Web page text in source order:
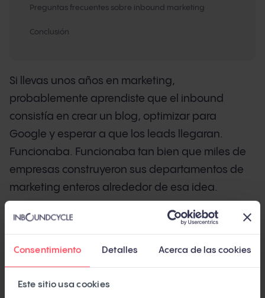
Consentimiento Detalles Acerca de las cookies
Este sitio usa cookies
Preguntas frecuentes sobre inbound marketing
Conclusión
Si llevas unos años en marketing,
probablemente aprendiste que el inbound
consistía en crear un blog, optimizar para
Google y esperar a que los leads llegaran.
Funcionaba. Funcionaba tan bien que miles de
empresas construyeron sus departamentos de
marketing enteros alrededor de esa idea.
Pero el inbound que conocías ha cambiado. El
no generan ningún clic (SparkToro, 2024,
independiente). ChatGPT procesa entre 250 y
500 millones de consultas a la semana